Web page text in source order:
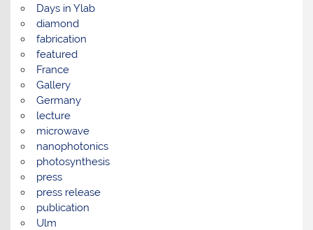
Days in Ylab
diamond
fabrication
featured
France
Gallery
Germany
lecture
microwave
nanophotonics
photosynthesis
press
press release
publication
Ulm